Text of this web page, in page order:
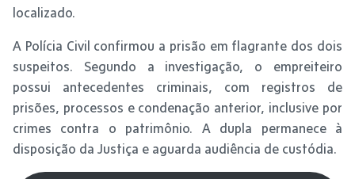
localizado.
A Polícia Civil confirmou a prisão em flagrante dos dois
suspeitos. Segundo a investigação, o empreiteiro
possui antecedentes criminais, com registros de
prisões, processos e condenação anterior, inclusive por
crimes contra o patrimônio. A dupla permanece à
disposição da Justiça e aguarda audiência de custódia.